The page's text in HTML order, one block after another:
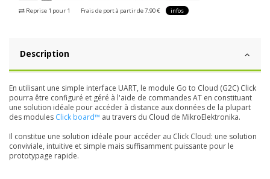
Reprise 1 pour 1 Frais de port à partir de 7.90 € infos
Description
En utilisant une simple interface UART, le module Go to Cloud (G2C) Click
pourra être configuré et géré à l'aide de commandes AT en constituant
une solution idéale pour accéder à distance aux données de la plupart
des modules Click board™ au travers du Cloud de MikroElektronika.
Il constitue une solution idéale pour accéder au Click Cloud: une solution
conviviale, intuitive et simple mais suffisamment puissante pour le
prototypage rapide.